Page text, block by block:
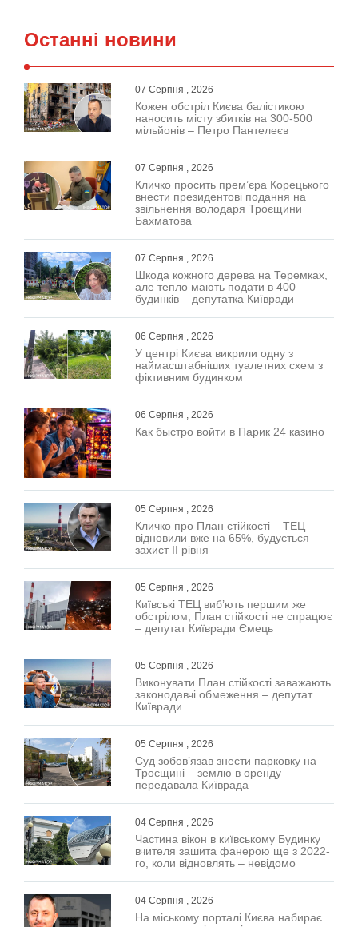
Останні новини
07 Серпня , 2026
Кожен обстріл Києва балістикою
наносить місту збитків на 300-500
мільйонів – Петро Пантелеєв
07 Серпня , 2026
Кличко просить прем’єра Корецького
внести президентові подання на
звільнення володаря Троєщини
Бахматова
07 Серпня , 2026
Шкода кожного дерева на Теремках,
але тепло мають подати в 400
будинків – депутатка Київради
06 Серпня , 2026
У центрі Києва викрили одну з
наймасштабніших туалетних схем з
фіктивним будинком
06 Серпня , 2026
Как быстро войти в Парик 24 казино
05 Серпня , 2026
Кличко про План стійкості – ТЕЦ
відновили вже на 65%, будується
захист ІІ рівня
05 Серпня , 2026
Київські ТЕЦ виб’ють першим же
обстрілом, План стійкості не спрацює
– депутат Київради Ємець
05 Серпня , 2026
Виконувати План стійкості заважають
законодавчі обмеження – депутат
Київради
05 Серпня , 2026
Суд зобов’язав знести парковку на
Троєщині – землю в оренду
передавала Київрада
04 Серпня , 2026
Частина вікон в київському Будинку
вчителя зашита фанерою ще з 2022-
го, коли відновлять – невідомо
04 Серпня , 2026
На міському порталі Києва набирає